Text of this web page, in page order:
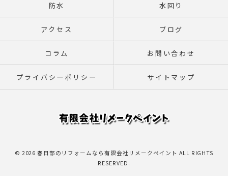
防水 水回り
アクセス ブログ
コラム お問い合わせ
プライバシーポリシー サイトマップ
© 2026 春日部のリフォームなら有限会社リメークペイント ALL RIGHTS
RESERVED.